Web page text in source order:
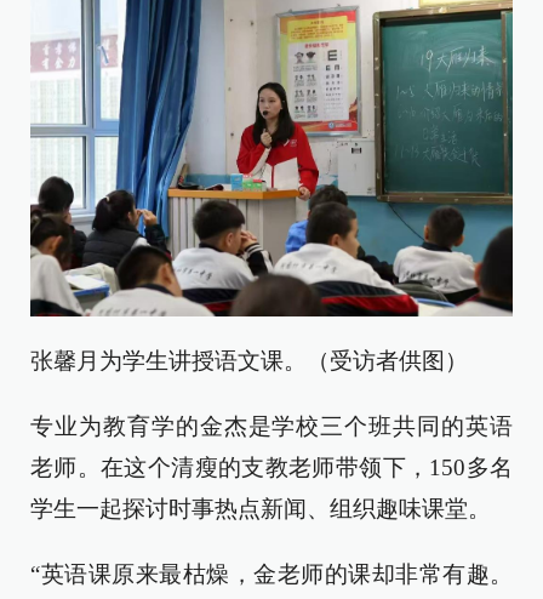
张馨月为学生讲授语文课。（受访者供图）
专业为教育学的金杰是学校三个班共同的英语
老师。在这个清瘦的支教老师带领下，150多名
学生一起探讨时事热点新闻、组织趣味课堂。
“英语课原来最枯燥，金老师的课却非常有趣。